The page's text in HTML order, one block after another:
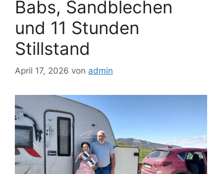
Babs, Sandblechen
und 11 Stunden
Stillstand
April 17, 2026 von admin